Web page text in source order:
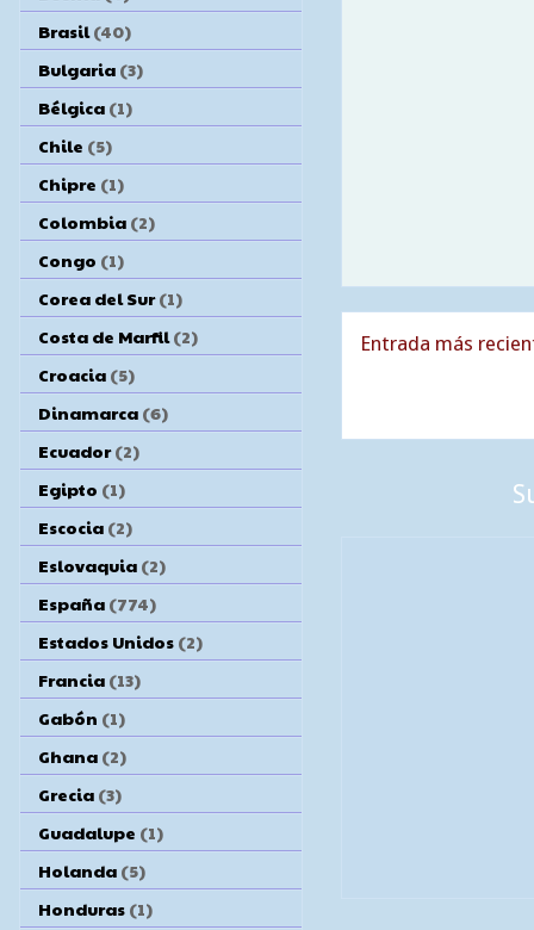
Entrada más
Brasil (40)
Bulgaria (3)
Bélgica (1)
Chile (5)
Chipre (1)
Colombia (2)
Congo (1)
Corea del Sur (1)
Costa de Marfil (2)
Croacia (5)
Dinamarca (6)
Ecuador (2)
Egipto (1)
Escocia (2)
Eslovaquia (2)
España (774)
Estados Unidos (2)
Francia (13)
Gabón (1)
Ghana (2)
Grecia (3)
Guadalupe (1)
Holanda (5)
Honduras (1)